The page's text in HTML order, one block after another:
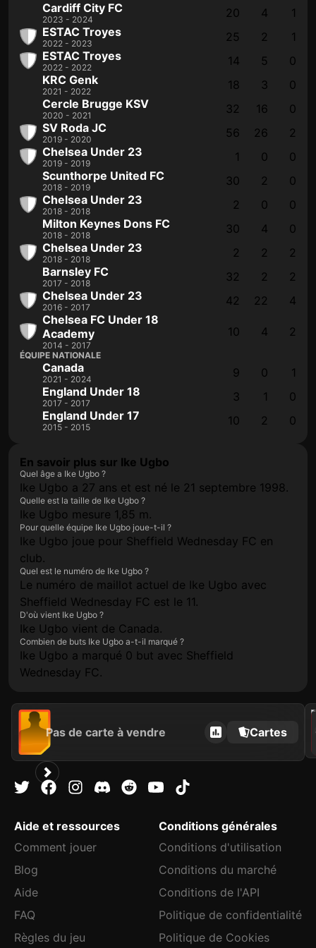
Cardiff City FC
2023 - 2024 20 4
1
ESTAC Troyes
2022 - 2023 25 2
1
ESTAC Troyes
2022 - 2022 14 5
0
KRC Genk
2021 - 2022 18 3
0
Cercle Brugge KSV
2020 - 2021 32 16
0
SV Roda JC
2019 - 2020 56 26
2
Chelsea Under 23
2019 - 2019 1 0
0
Scunthorpe United FC
2018 - 2019 30 2
0
Chelsea Under 23
2018 - 2018 2 0
0
Milton Keynes Dons FC
2018 - 2018 30 4
0
Chelsea Under 23
2018 - 2018 2 2
2
Barnsley FC
2017 - 2018 32 2
2
Chelsea Under 23
2016 - 2017 42 22
4
Chelsea FC Under 18
Academy
2014 - 2017
10 4 2
ÉQUIPE NATIONALE
Canada
2021 - 2024 9 0
1
England Under 18
2017 - 2017 3 1
0
England Under 17
2015 - 2015 10 2 0
En savoir plus sur Ike Ugbo
Quel âge a Ike Ugbo ?
Ike Ugbo a 27 ans et est né le 21 septembre 1998.
Quelle est la taille de Ike Ugbo ?
Ike Ugbo mesure 1,85 m.
Pour quelle équipe Ike Ugbo joue-t-il ?
Ike Ugbo joue pour Sheffield Wednesday FC en
club.
Quel est le numéro de Ike Ugbo ?
Le numéro de maillot actuel de Ike Ugbo avec
Sheffield Wednesday FC est le 11.
D'où vient Ike Ugbo ?
Ike Ugbo vient de Canada.
Combien de buts Ike Ugbo a-t-il marqué ?
Ike Ugbo a marqué 0 but avec Sheffield
Wednesday FC.
Pas de carte à vendre Cartes
2020
Aide et ressources
Comment jouer
Blog
Aide
FAQ
Règles du jeu
Conditions générales
Conditions d'utilisation
Conditions du marché
Conditions de l'API
Politique de confidentialité
Politique de Cookies